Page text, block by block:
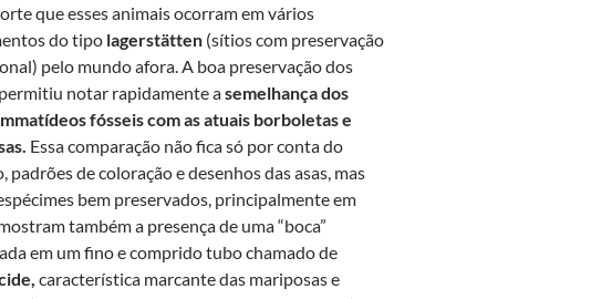
que esses animais ocorram em vários
do tipo lagerstätten (sítios com preservação
pelo mundo afora. A boa preservação dos
notar rapidamente asemelhança dos
fósseis com as atuais borboletas e
Essa comparação não fica só por conta do
padrões de coloração e desenhos das asas, mas
bem preservados, principalmente em
também a presença de uma “boca”
em um fino e comprido tubo chamado de
característica marcante das mariposas e